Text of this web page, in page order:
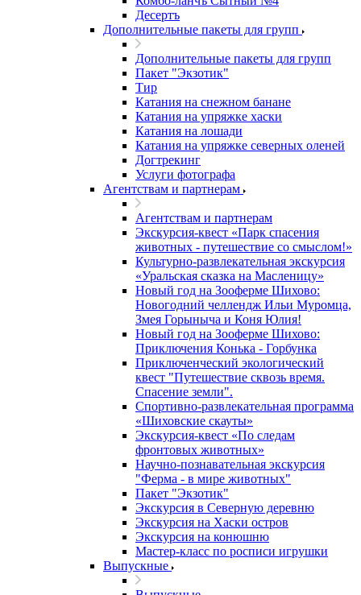
Десертъ
Дополнительные пакеты для групп
Дополнительные пакеты для групп
Пакет "Экзотик"
Тир
Катания на снежном банане
Катания на упряжке хаски
Катания на лошади
Катания на упряжке северных оленей
Догтрекинг
Услуги фотографа
Агентствам и партнерам
Агентствам и партнерам
Экскурсия-квест «Парк спасения
животных - путешествие со смыслом!»
Культурно-развлекательная экскурсия
«Уральская сказка на Масленицу»
Новый год на Зооферме Шихово:
Новогодний челлендж Ильи Муромца,
Змея Горыныча и Коня Юлия!
Новый год на Зооферме Шихово:
Приключения Конька - Горбунка
Приключенческий экологический
квест "Путешествие сквозь время.
Спасение земли".
Спортивно-развлекательная программа
«Шиховские скауты»
Экскурсия-квест «По следам
фронтовых животных»
Научно-познавательная экскурсия
"Ферма - в мире животных"
Пакет "Экзотик"
Экскурсия в Северную деревню
Экскурсия на Хаски остров
Экскурсия на конюшню
Мастер-класс по росписи игрушки
Выпускные